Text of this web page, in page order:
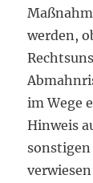
werden,
im Wege
Hinweis